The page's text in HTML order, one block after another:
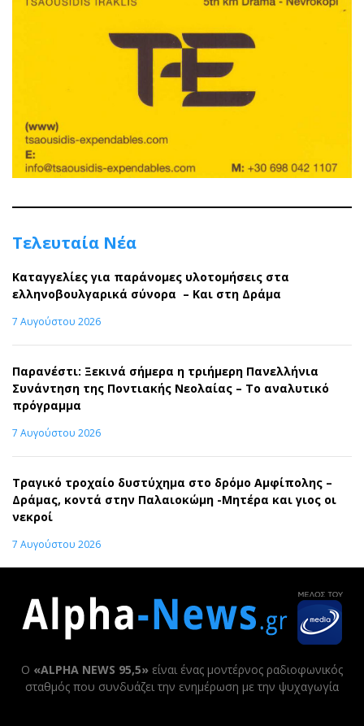
Τελευταία Νέα
Καταγγελίες για παράνομες υλοτομήσεις στα
ελληνοβουλγαρικά σύνορα – Και στη Δράμα
7 Αυγούστου 2026
Παρανέστι: Ξεκινά σήμερα η τριήμερη Πανελλήνια
Συνάντηση της Ποντιακής Νεολαίας – Το αναλυτικό
πρόγραμμα
7 Αυγούστου 2026
Τραγικό τροχαίο δυστύχημα στο δρόμο Αμφίπολης –
Δράμας, κοντά στην Παλαιοκώμη -Μητέρα και γιος οι
νεκροί
7 Αυγούστου 2026
Ο «ALPHA NEWS 95,5» είναι ένας μοντέρνος ραδιοφωνικός
σταθμός που συνδυάζει την ενημέρωση με την ψυχαγωγία